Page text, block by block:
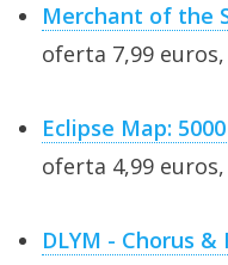
Merchant of the
oferta 7,99
Eclipse Map:
oferta 4,99
DLYM - Chorus &